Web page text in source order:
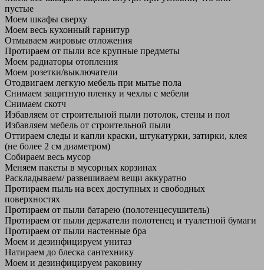
пустые
Моем шкафы сверху
Моем весь кухонный гарнитур
Отмываем жировые отложения
Протираем от пыли все крупные предметы
Моем радиаторы отопления
Моем розетки/выключатели
Отодвигаем легкую мебель при мытье пола
Снимаем защитную пленку и чехлы с мебели
Снимаем скотч
Избавляем от строительной пыли потолок, стены и пол
Избавляем мебель от строительной пыли
Оттираем следы и капли краски, штукатурки, затирки, клея
(не более 2 см диаметром)
Собираем весь мусор
Меняем пакеты в мусорных корзинах
Раскладываем/ развешиваем вещи аккуратно
Протираем пыль на всех доступных и свободных
поверхностях
Протираем от пыли батарею (полотенцесушитель)
Протираем от пыли держатели полотенец и туалетной бумаги
Протираем от пыли настенные бра
Моем и дезинфицируем унитаз
Натираем до блеска сантехнику
Моем и дезинфицируем раковину